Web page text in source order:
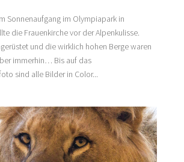
Sonnenaufgang im Olympiapark in
die Frauenkirche vor der Alpenkulisse.
und die wirklich hohen Berge waren
immerhin… Bis auf das
sind alle Bilder in Color...